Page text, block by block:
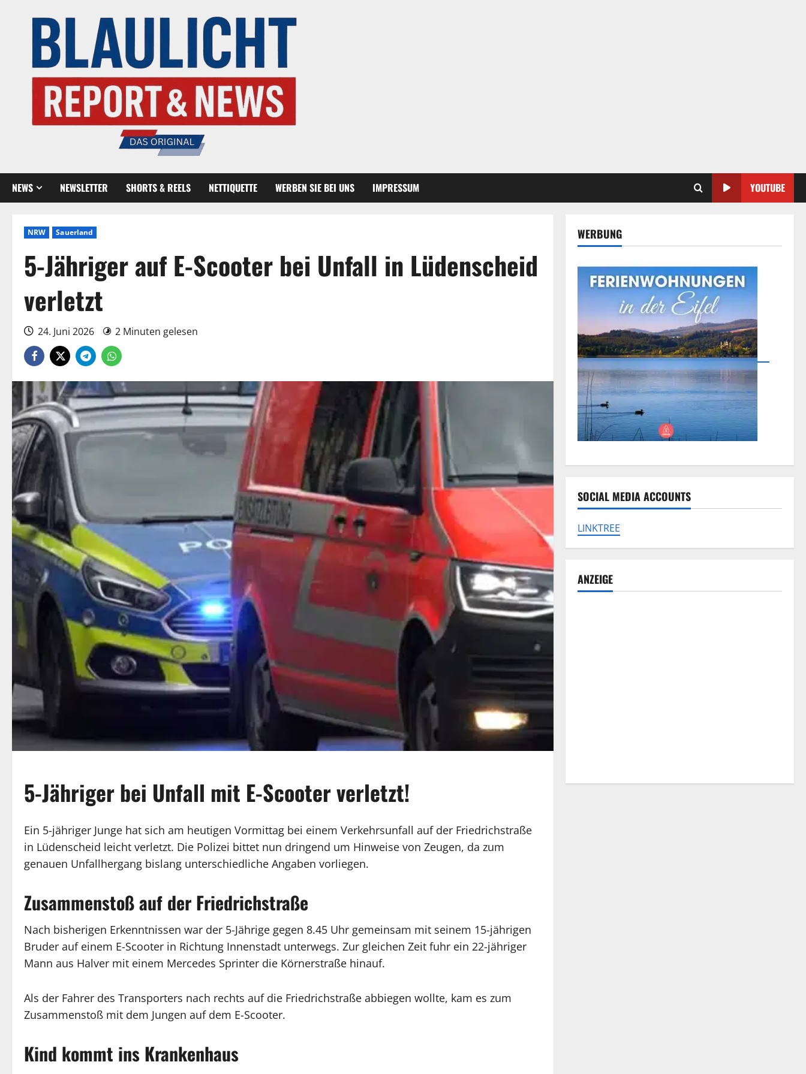
NEWS NEWSLETTER SHORTS & REELS NETTIQUETTE WERBEN SIE BEI UNS IMPRESSUM YOUTUBE
NRW Sauerland
5-Jähriger auf E-Scooter bei Unfall in Lüdenscheid
verletzt
24. Juni 2026 2 Minuten gelesen
5-Jähriger bei Unfall mit E-Scooter verletzt!
Ein 5-jähriger Junge hat sich am heutigen Vormittag bei einem Verkehrsunfall auf der Friedrichstraße
in Lüdenscheid leicht verletzt. Die Polizei bittet nun dringend um Hinweise von Zeugen, da zum
genauen Unfallhergang bislang unterschiedliche Angaben vorliegen.
Zusammenstoß auf der Friedrichstraße
Nach bisherigen Erkenntnissen war der 5-Jährige gegen 8.45 Uhr gemeinsam mit seinem 15-jährigen
Bruder auf einem E-Scooter in Richtung Innenstadt unterwegs. Zur gleichen Zeit fuhr ein 22-jähriger
Mann aus Halver mit einem Mercedes Sprinter die Körnerstraße hinauf.
Als der Fahrer des Transporters nach rechts auf die Friedrichstraße abbiegen wollte, kam es zum
Zusammenstoß mit dem Jungen auf dem E-Scooter.
Kind kommt ins Krankenhaus
WERBUNG
SOCIAL MEDIA ACCOUNTS
LINKTREE
ANZEIGE